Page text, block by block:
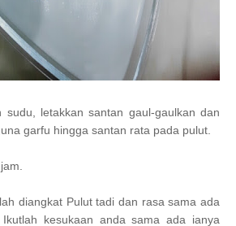
sudu, letakkan santan gaul-gaulkan dan
garfu hingga santan rata pada pulut.
diangkat Pulut tadi dan rasa sama ada
kesukaan anda sama ada ianya